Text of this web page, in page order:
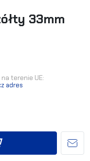
33mm
terenie UE:
adres